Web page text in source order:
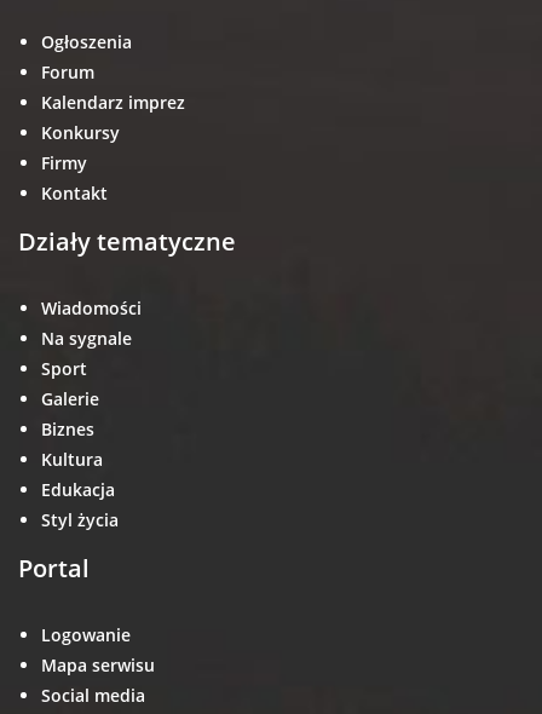
Ogłoszenia
Forum
Kalendarz imprez
Konkursy
Firmy
Kontakt
Działy tematyczne
Wiadomości
Na sygnale
Sport
Galerie
Biznes
Kultura
Edukacja
Styl życia
Portal
Logowanie
Mapa serwisu
Social media